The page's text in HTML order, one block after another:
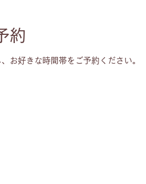
約
お好きな時間帯をご予約ください。